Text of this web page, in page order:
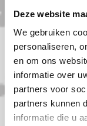
Deze website
We gebruiken
personaliseren,
en om ons
informatie over
partners voor
partners kunnen
informatie die u
Koop uw
Vuurwerk in
van harte
welkom als
Boveneind